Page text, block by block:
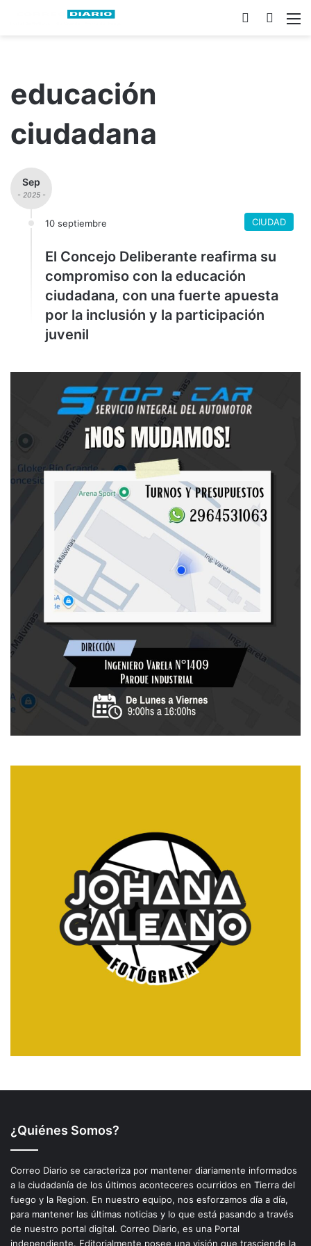
Buscar
Switch skin
educación
ciudadana
Sep
- 2025 -
10 septiembre CIUDAD
El Concejo Deliberante reafirma su
compromiso con la educación
ciudadana, con una fuerte apuesta
por la inclusión y la participación
juvenil
¿Quiénes Somos?
Correo Diario se caracteriza por mantener diariamente informados
a la ciudadanía de los últimos aconteceres ocurridos en Tierra del
fuego y la Region. En nuestro equipo, nos esforzamos día a día,
para mantener las últimas noticias y lo que está pasando a través
de nuestro portal digital. Correo Diario, es una Portal
independiente. Editorialmente posee una visión que trasciende la